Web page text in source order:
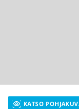
KATSO